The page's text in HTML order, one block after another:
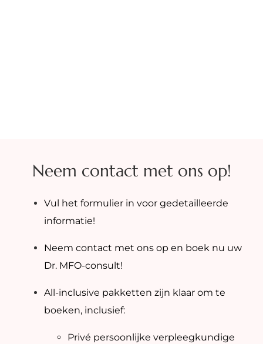
Neem contact met ons op!
Vul het formulier in voor gedetailleerde
informatie!
Neem contact met ons op en boek nu uw
Dr. MFO-consult!
All-inclusive pakketten zijn klaar om te
boeken, inclusief:
Privé persoonlijke verpleegkundige